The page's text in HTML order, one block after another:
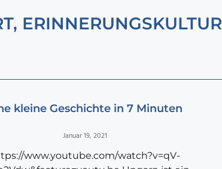
, ERINNERUNGSKULTUR
kleine Geschichte in 7 Minuten
Januar 19, 2021
www.youtube.com/watch?v=qV-